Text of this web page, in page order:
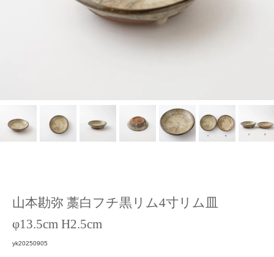
山本勘弥 藁白フチ黒リム4寸リム皿
φ13.5cm H2.5cm
yk20250905